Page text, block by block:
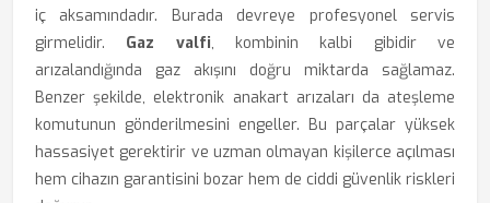
iç aksamındadır. Burada devreye profesyonel servis
girmelidir. Gaz valfi, kombinin kalbi gibidir ve
arızalandığında gaz akışını doğru miktarda sağlamaz.
Benzer şekilde, elektronik anakart arızaları da ateşleme
komutunun gönderilmesini engeller. Bu parçalar yüksek
hassasiyet gerektirir ve uzman olmayan kişilerce açılması
hem cihazın garantisini bozar hem de ciddi güvenlik riskleri